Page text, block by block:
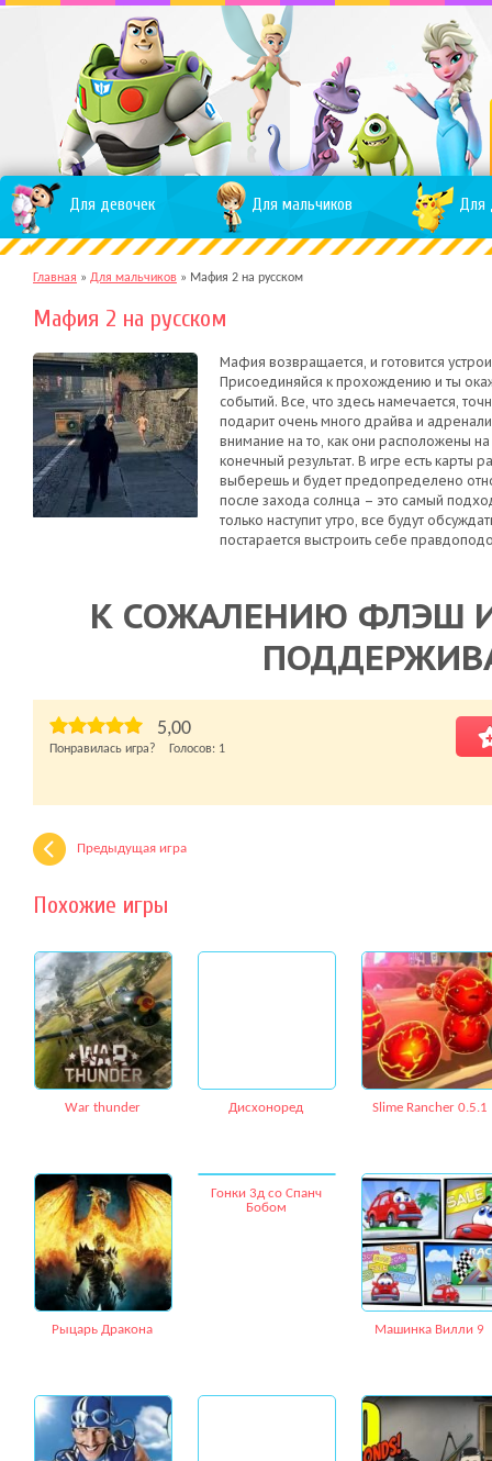
Для девочек Для мальчиков Для
Главная » Для мальчиков » Мафия 2 на русском
Мафия 2 на русском
Мафия возвращается, и готовится
Присоединяйся к прохождению и ты
событий. Все, что здесь намечается,
подарит очень много драйва и
внимание на то, как они расположены
конечный результат. В игре есть карты
выберешь и будет предопределено
после захода солнца – это самый
только наступит утро, все будут
постарается выстроить себе
К СОЖАЛЕНИЮ ФЛЭШ
5,00
Понравилась игра? Голосов: 1
Предыдущая игра
Похожие игры
War thunder Дисхоноред Slime Rancher 0.5.1
Рыцарь Дракона
Гонки 3д со Спанч
Бобом
Машинка Вилли 9